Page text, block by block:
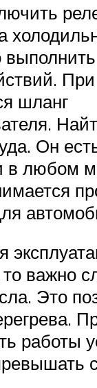
шланг
Он
в любом
важно
Это
работы